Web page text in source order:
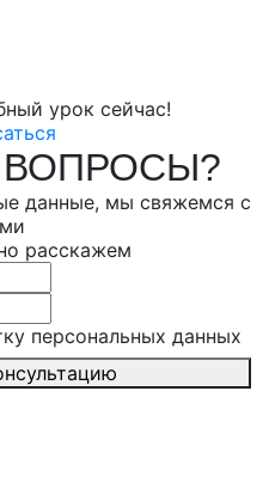
урок сейчас!
данные, мы свяжемся с
расскажем
персональных данных